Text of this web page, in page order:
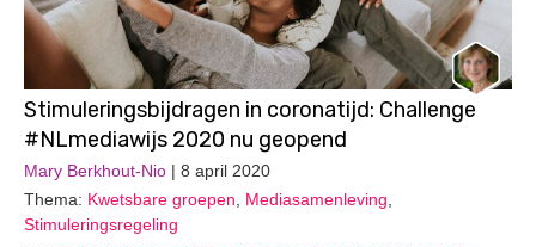
Stimuleringsbijdragen in coronatijd: Challenge
#NLmediawijs 2020 nu geopend
Mary Berkhout-Nio | 8 april 2020
Thema: Kwetsbare groepen Mediasamenleving
Stimuleringsregeling